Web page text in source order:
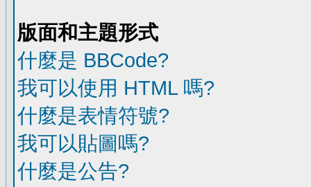
版面和主題形式
什麼是 BBCode?
我可以使用 HTML 嗎?
什麼是表情符號?
我可以貼圖嗎?
什麼是公告?